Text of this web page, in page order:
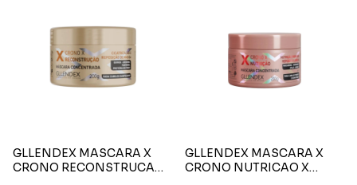
GLLENDEX MASCARA X
CRONO RECONSTRUCAO
GLLENDEX MASCARA X
CRONO NUTRICAO X